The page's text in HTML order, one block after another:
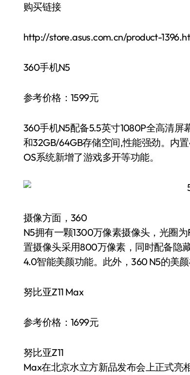
购买链接
http://store.asus.com.cn/product-
360手机N5
参考价格：1599元
360手机N5配备5.5英寸1080P全高清
和32GB/64GB存储空间,性能强劲。内
OS系统新增了游戏多开等功能。
摄像方面，360
N5拥有一颗1300万像素摄像头，光圈
置摄像头采用800万像素，同时配备隐
4.0智能美颜功能。此外，360 N5的美
努比亚Z11 Max
参考价格：1699元
努比亚Z11
Max在北京水立方新品发布会上正式亮